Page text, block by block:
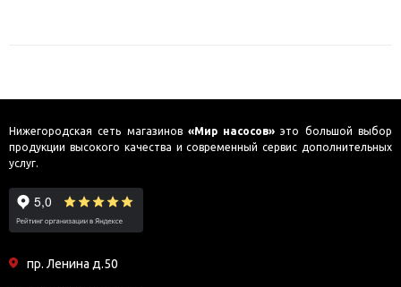
Нижегородская сеть магазинов «Мир насосов» это большой выбор
продукции высокого качества и современный сервис дополнительных
услуг.
пр. Ленина д.50